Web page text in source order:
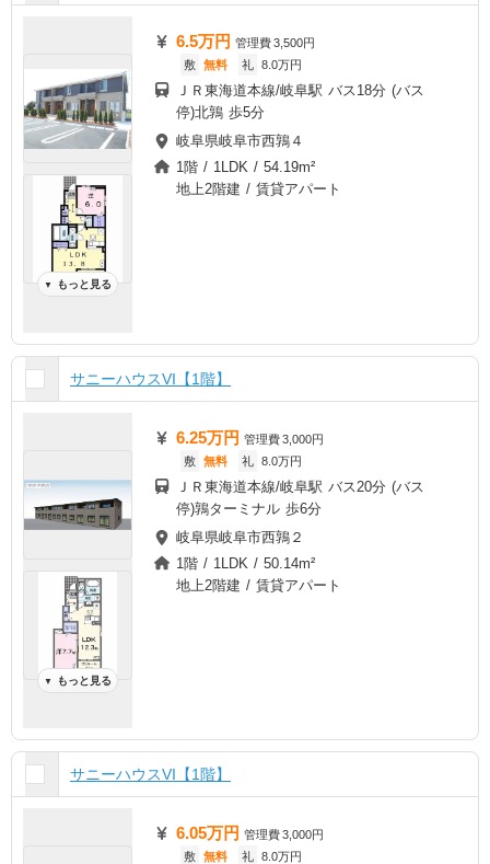
▼ もっと見る
6.5万円 管理費3,500円
敷 無料 礼 8.0万円
ＪＲ東海道本線/岐阜駅 バス18分 (バス
停)北鶉 歩5分
岐阜県岐阜市西鶉４
1階 / 1LDK / 54.19m²
地上2階建 / 賃貸アパート
サニーハウスVI【1階】
▼ もっと見る
6.25万円 管理費3,000円
敷 無料 礼 8.0万円
ＪＲ東海道本線/岐阜駅 バス20分 (バス
停)鶉ターミナル 歩6分
岐阜県岐阜市西鶉２
1階 / 1LDK / 50.14m²
地上2階建 / 賃貸アパート
サニーハウスVI【1階】
6.05万円 管理費3,000円
敷 無料 礼 8.0万円